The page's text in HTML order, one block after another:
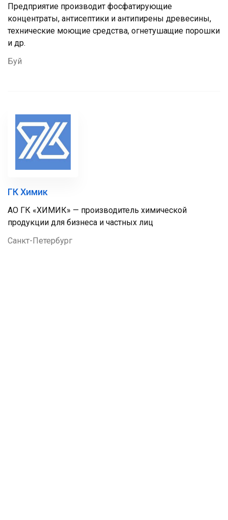
Предприятие производит фосфатирующие
концентраты, антисептики и антипирены древесины,
технические моющие средства, огнетушащие порошки
и др.
Буй
ГК Химик
АО ГК «ХИМИК» — производитель химической
продукции для бизнеса и частных лиц
Санкт-Петербург